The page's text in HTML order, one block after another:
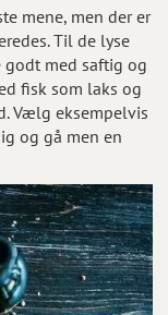
mene, men der er
Til de lyse
med saftig og
fisk som laks og
Vælg eksempelvis
og gå men en